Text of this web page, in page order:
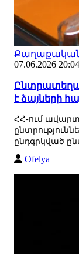
07.06.2026 20:04
է ձայների
ՀՀ-ում
ընդգրկված
Ofelya